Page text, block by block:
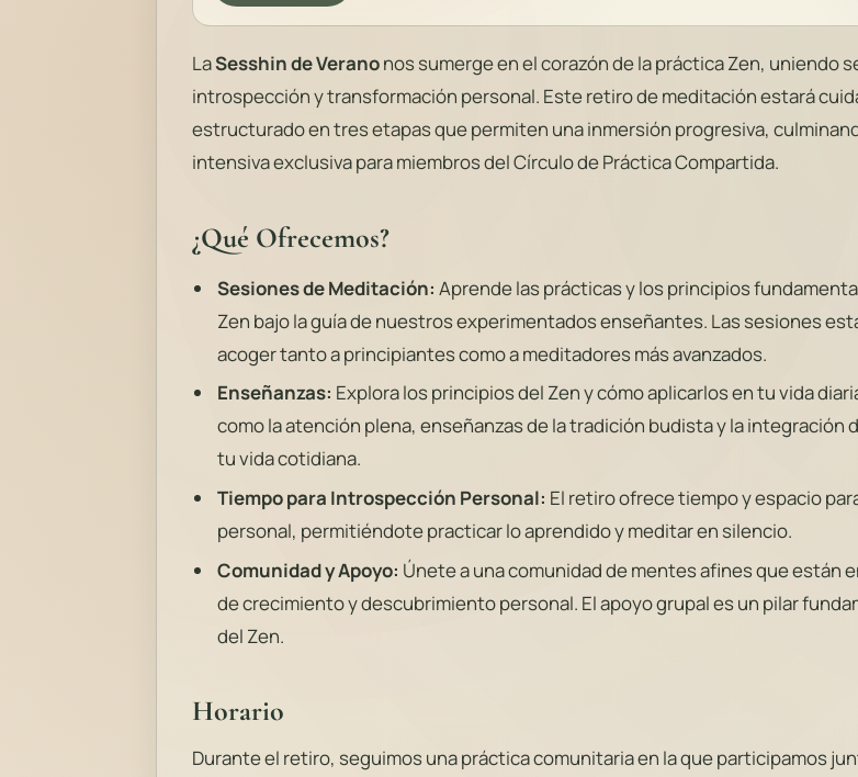
LaSesshin de Veranonos sumerge en el corazón de la práctica Zen, uniendo
introspección y transformación personal. Este retiro de meditación estará
estructurado en tres etapas que permiten una inmersión progresiva,
intensiva exclusiva para miembros del Círculo de Práctica Compartida.
¿Qué Ofrecemos?
Sesiones de Meditación: Aprende las prácticas y los principios
Zen bajo la guía de nuestros experimentados enseñantes. Las sesiones
acoger tanto a principiantes como a meditadores más avanzados.
Enseñanzas: Explora los principios del Zen y cómo aplicarlos en tu vida
como la atención plena, enseñanzas de la tradición budista y la integración
tu vida cotidiana.
Tiempo para Introspección Personal: El retiro ofrece tiempo y espacio
personal, permitiéndote practicar lo aprendido y meditar en silencio.
Comunidad y Apoyo: Únete a una comunidad de mentes afines que están
de crecimiento y descubrimiento personal. El apoyo grupal es un pilar
del Zen.
Horario
Durante el retiro, seguimos una práctica comunitaria en la que participamos